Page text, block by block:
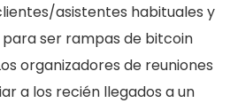
asistentes habituales y
ser rampas de bitcoin
organizadores de reuniones
a los recién llegados a un